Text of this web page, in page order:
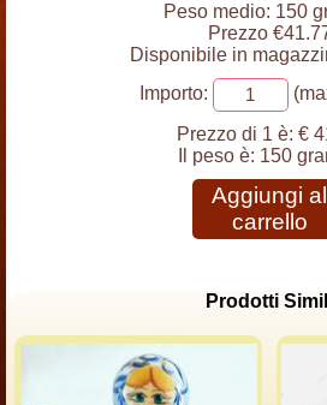
Peso medio: 150
Prezzo
Disponibile in
Importo:
Prezzo di 1 è: €
Il peso è: 150
Aggiungi al
carrello
Prodotti